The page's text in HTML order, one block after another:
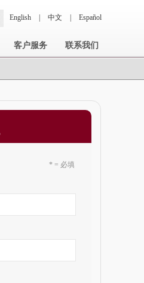
English 中文 Español
客户服务 联系我们
* = 必填